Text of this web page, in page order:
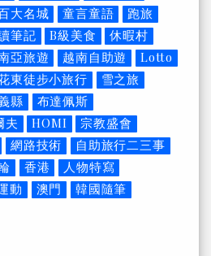
大名城 童言童語
跑旅
筆記 B級美食
休暇村
亞旅遊 越南自助遊
Lotto
東徒步小旅行
雪之旅
縣
布達佩斯
夫 HOMI
宗教盛會
網路技術
自助旅行二三事
香港
人物特寫
動 澳門
韓國隨筆